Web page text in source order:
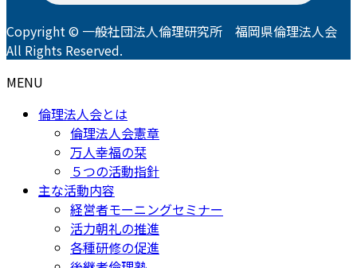
Copyright © 一般社団法人倫理研究所 福岡県倫理法人会
All Rights Reserved.
MENU
倫理法人会とは
倫理法人会憲章
万人幸福の栞
５つの活動指針
主な活動内容
経営者モーニングセミナー
活力朝礼の推進
各種研修の促進